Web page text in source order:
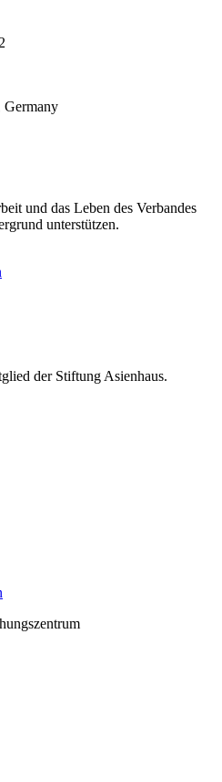
Germany
und das Leben des Ver­ban­des
unter­stüt­zen.
der Stiftung Asienhaus.